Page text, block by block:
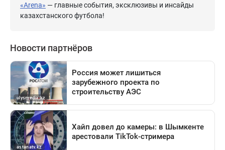
«Arena» — главные события, эксклюзивы и инсайды
казахстанского футбола!